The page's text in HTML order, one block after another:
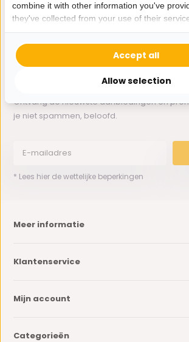
0162-231130
Ontvang de nieuwste aanbiedingen en
je niet spammen, beloofd.
* Lees hier de wettelijke beperkingen
Meer informatie
Klantenservice
Mijn account
Categorieën
combine it with other information you've
they've collected from your use of their
Allow selection
Accept all